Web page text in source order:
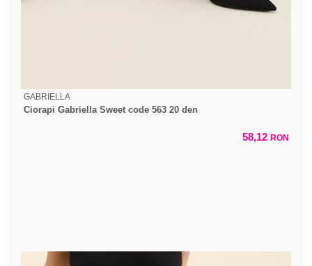
GABRIELLA
Ciorapi Gabriella Sweet code 563 20 den
58,12 RON